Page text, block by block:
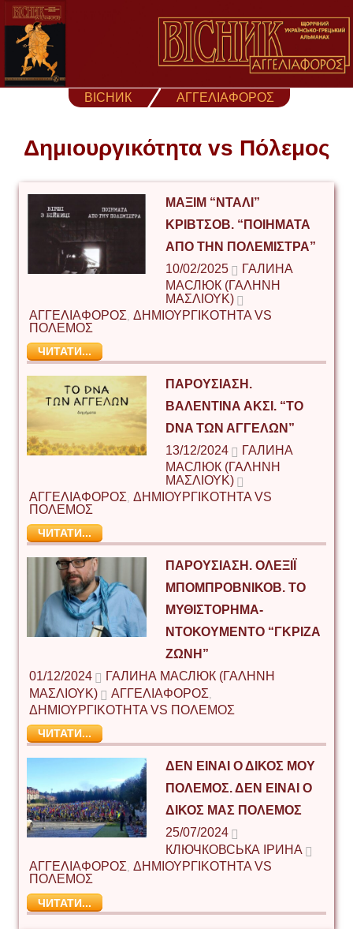
Skip
content
ВІСНИК ΑΓΓΕΛΙΑΦΟΡΟΣ
Δημιουργικότητα vs Πόλεμος
ΜΑΞΊΜ “ΝΤΑΛΊ”
ΚΡΙΒΤΣΌΒ. “ΠΟΙΉΜΑΤΑ
ΑΠΌ ΤΗΝ ΠΟΛΕΜΊΣΤΡΑ”
10/02/2025
ГАЛИНА
МАСЛЮК (ΓΑΛΉΝΗ
ΜΑΣΛΙΟΎΚ)
ΑΓΓΕΛΙΑΦΟΡΟΣ ΔΗΜΙΟΥΡΓΙΚΟΤΗΤΑ VS
ΠΟΛΕΜΟΣ
ЧИТАТИ...
ΠΑΡΟΥΣΊΑΣΗ.
ΒΑΛΕΝΤΊΝΑ ΆΚΣΙ. “ΤΟ
DNA ΤΩΝ ΑΓΓΈΛΩΝ”
13/12/2024
ГАЛИНА
МАСЛЮК (ΓΑΛΉΝΗ
ΜΑΣΛΙΟΎΚ)
ΑΓΓΕΛΙΑΦΟΡΟΣ ΔΗΜΙΟΥΡΓΙΚΟΤΗΤΑ VS
ΠΟΛΕΜΟΣ
ЧИТАТИ...
ΠΑΡΟΥΣΊΑΣΗ. ΟΛΕΞΊΪ
ΜΠΟΜΠΡΌΒΝΙΚΟΒ. ΤΟ
ΜΥΘΙΣΤΌΡΗΜΑ-
ΝΤΟΚΟΥΜΈΝΤΟ “ΓΚΡΊΖΑ
ΖΏΝΗ”
01/12/2024
ГАЛИНА МАСЛЮК (ΓΑΛΉΝΗ
ΜΑΣΛΙΟΎΚ)
ΑΓΓΕΛΙΑΦΟΡΟΣ,
ΔΗΜΙΟΥΡΓΙΚΟΤΗΤΑ VS ΠΟΛΕΜΟΣ
ЧИТАТИ...
ΔΕΝ ΕΊΝΑΙ Ο ΔΙΚΌΣ ΜΟΥ
ΠΌΛΕΜΟΣ. ΔΕΝ ΕΊΝΑΙ Ο
ΔΙΚΌΣ ΜΑΣ ΠΌΛΕΜΟΣ
25/07/2024
КЛЮЧКОВСЬКА ІРИНА
ΑΓΓΕΛΙΑΦΟΡΟΣ ΔΗΜΙΟΥΡΓΙΚΟΤΗΤΑ VS
ΠΟΛΕΜΟΣ
ЧИТАТИ...